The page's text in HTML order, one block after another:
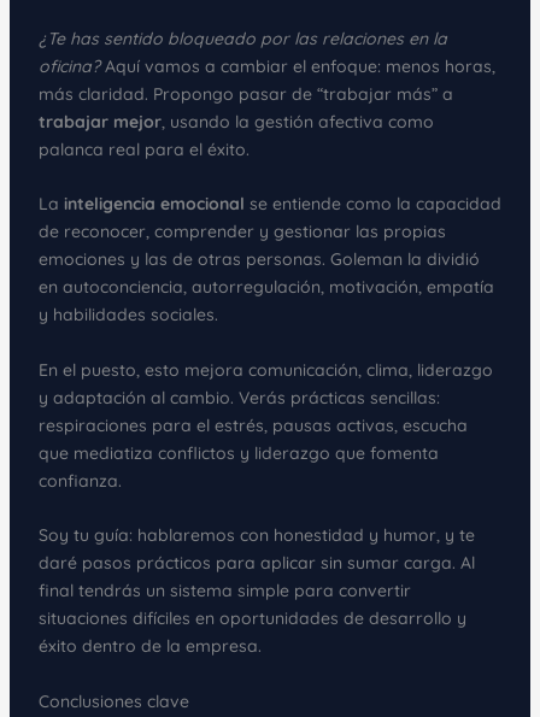
¿Te has sentido bloqueado por las relaciones en la
oficina?Aquí vamos a cambiar el enfoque: menos horas,
más claridad. Propongo pasar de “trabajar más” a
trabajar mejor, usando la gestión afectiva como
palanca real para el éxito.
La inteligencia emocional se entiende como la capacidad
de reconocer, comprender y gestionar las propias
emociones y las de otras personas. Goleman la dividió
en autoconciencia, autorregulación, motivación, empatía
y habilidades sociales.
En el puesto, esto mejora comunicación, clima, liderazgo
y adaptación al cambio. Verás prácticas sencillas:
respiraciones para el estrés, pausas activas, escucha
que mediatiza conflictos y liderazgo que fomenta
confianza.
Soy tu guía: hablaremos con honestidad y humor, y te
daré pasos prácticos para aplicar sin sumar carga. Al
final tendrás un sistema simple para convertir
situaciones difíciles en oportunidades de desarrollo y
éxito dentro de la empresa.
Conclusiones clave